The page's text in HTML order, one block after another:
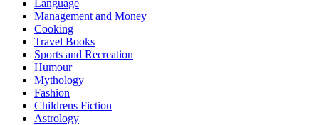
Language
Management and Money
Cooking
Travel Books
Sports and Recreation
Humour
Mythology
Fashion
Childrens Fiction
Astrology